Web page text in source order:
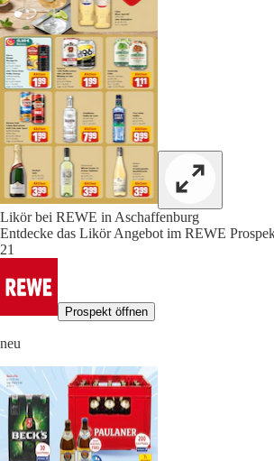
Likör bei REWE in Aschaffenburg
Entdecke das Likör Angebot im REWE
21
Prospekt öffnen
neu